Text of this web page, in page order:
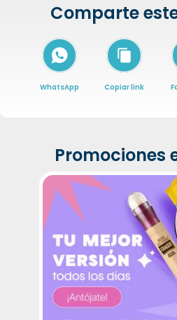
Comparte
WhatsApp Copiar link
Promociones